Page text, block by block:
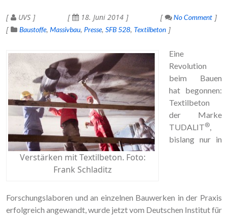
UVS 18. Juni 2014
No Comment
Baustoffe Massivbau Presse SFB 528 Textilbeton
Verstärken mit Textilbeton. Foto:
Frank Schladitz
Eine
Revolution
beim Bauen
hat begonnen:
Textilbeton
der Marke
TUDALIT®,
bislang nur in
Forschungslaboren und an einzelnen Bauwerken in der Praxis
erfolgreich angewandt, wurde jetzt vom Deutschen Institut für